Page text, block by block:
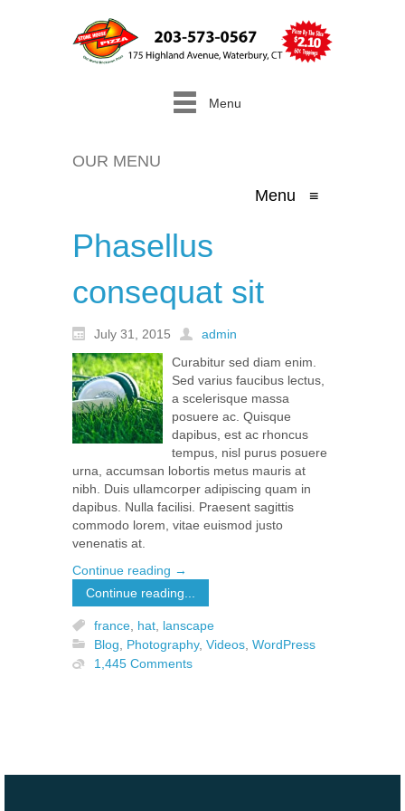
Menu
OUR MENU
Menu ≡
Phasellus
consequat sit
July 31, 2015
admin
Curabitur sed diam enim.
Sed varius faucibus lectus,
a scelerisque massa
posuere ac. Quisque
dapibus, est ac rhoncus
tempus, nisl purus posuere
urna, accumsan lobortis metus mauris at
nibh. Duis ullamcorper adipiscing quam in
dapibus. Nulla facilisi. Praesent sagittis
commodo lorem, vitae euismod justo
venenatis at.
Continue reading →
Continue reading...
france hat lanscape
Blog, Photography, Videos, WordPress
1,445 Comments